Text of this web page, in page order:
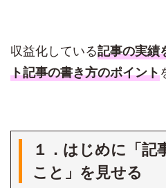
収益化している記事の実績
ト記事の書き方のポイント
１．はじめに「記
こと」を見せる